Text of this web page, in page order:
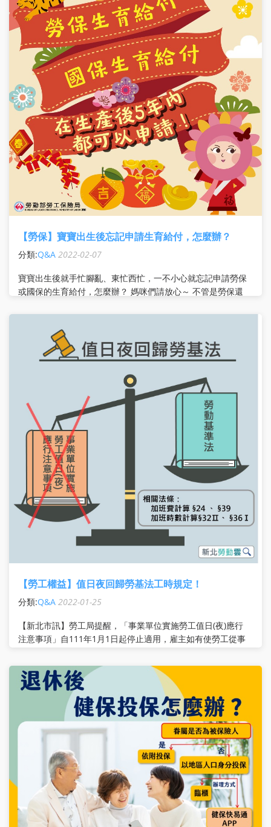
【勞保】寶寶出生後忘記申請生育給付，怎麼辦？
分類:Q&A 2022-02-07
寶寶出生後就手忙腳亂、東忙西忙，一不小心就忘記申請勞保
或國保的生育給付，怎麼辦？ 媽咪們請放心～ 不管是勞保還
囉！ 而且現在只要持自
【勞工權益】值日夜回歸勞基法工時規定！
分類:Q&A 2022-01-25
【新北市訊】勞工局提醒，「事業單位實施勞工值日(夜)應行
注意事項」自111年1月1日起停止適用，雇主如有使勞工從事
分，應計入延長工時時數並給付加班